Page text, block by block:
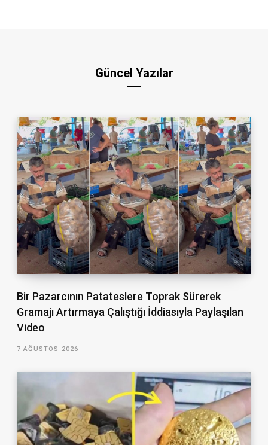
Güncel Yazılar
Bir Pazarcının Patateslere Toprak Sürerek
Gramajı Artırmaya Çalıştığı İddiasıyla Paylaşılan
Video
7 AĞUSTOS 2026